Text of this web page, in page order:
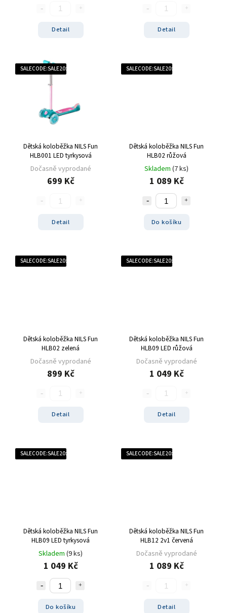
Detail Detail
SALECODE:SALE20:20:%
Dětská koloběžka NILS Fun
HLB001 LED tyrkysová
Dočasně vyprodané
699 Kč
Detail
SALECODE:SALE20:20:%
Dětská koloběžka NILS Fun
HLB02 růžová
Skladem (7 ks)
1 089 Kč
Do košíku
SALECODE:SALE20:20:%
Dětská koloběžka NILS Fun
HLB02 zelená
Dočasně vyprodané
899 Kč
Detail
SALECODE:SALE20:20:%
Dětská koloběžka NILS Fun
HLB09 LED růžová
Dočasně vyprodané
1 049 Kč
Detail
SALECODE:SALE20:20:%
Dětská koloběžka NILS Fun
HLB09 LED tyrkysová
Skladem (9 ks)
1 049 Kč
Do košíku
SALECODE:SALE20:20:%
Dětská koloběžka NILS Fun
HLB12 2v1 červená
Dočasně vyprodané
1 089 Kč
Detail